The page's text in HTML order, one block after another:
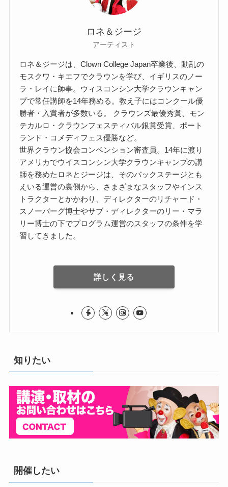
ロネ＆ジージ
アーティスト
ロネ＆ジージは、Clown College Japan卒業後、動乱の
モスクワ・キエフでクラウンを学び、イギリスのノー
ラ・レイに師事。ウィスコンシン大学クラウンキャン
プで常任講師を14年務める。教え子にはコンクール優
勝者・入賞者が多数いる。 クラウンズ最優秀賞、モン
テカルロ・クラウンフェスティバル銀賞受賞、ポート
ランド・コメディフェス優勝など。
世界クラウン協会コンベンション審査員。14年に渡り
アメリカでウイスコンシン大学クラウンキャンプの講
師を務めたロネとジージは、そのバックステージとも
えいる運営の裏側から、さまざまなスタッフやインス
トラクターとかかわり、ディレクターのリチャード・
スノーバーグ博士やサブ・ディレクターのリー・マラ
リー博士の下でプログラム運営のスタッフの条件を学
習してきました。
詳しく見る
知りたい
開催したい